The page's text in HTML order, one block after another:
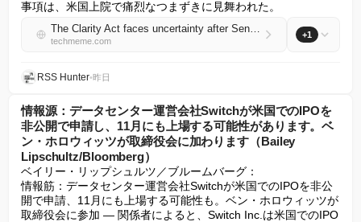
事項は、米国上院で痛烈なつまずきに見舞われた。
The Clarity Act faces uncertainty after Senate Republicans delayed a vote until after their August recess, pushing it to September, just weeks before midterms (Jasper Goodman/Politico)
techmeme.com
+1
RSS Hunter•昨日
情報源：データセンター運営会社Switchが米国でのIPOを
非公開で申請し、11月にも上場する可能性があります。ベ
ン・ホロウィッツが取締役会に加わります（Bailey
Lipschultz/Bloomberg）
ベイリー・リップシュルツ／ブルームバーグ：
情報筋：データセンター運営会社Switchが米国でのIPOを非公
開で申請、11月にも上場する可能性も。ベン・ホロウィッツが
取締役会に参加 — 関係者によると、Switch Inc.は米国でのIPO